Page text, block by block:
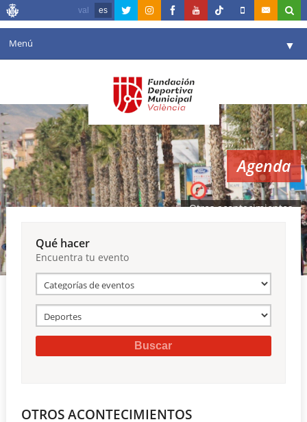
val es
Menú ▼
Agenda
Instalaciones ▼
Comunicación ▼
Valencia en deporte ▼
Reservas
Agenda
Otros acontecimientos
Qué hacer
Encuentra tu evento
OTROS ACONTECIMIENTOS